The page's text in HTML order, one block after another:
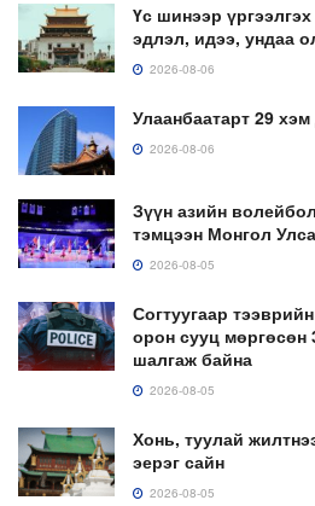
Үс шинээр
эдлэл, идээ, ундаа
2026-08-06
Улаанбаатарт 29
2026-08-06
Зүүн азийн
тэмцээн Монгол
2026-08-05
Согтуугаар
орон сууц мөргөсөн
шалгаж байна
2026-08-05
Хонь, туулай
эерэг сайн
2026-08-05